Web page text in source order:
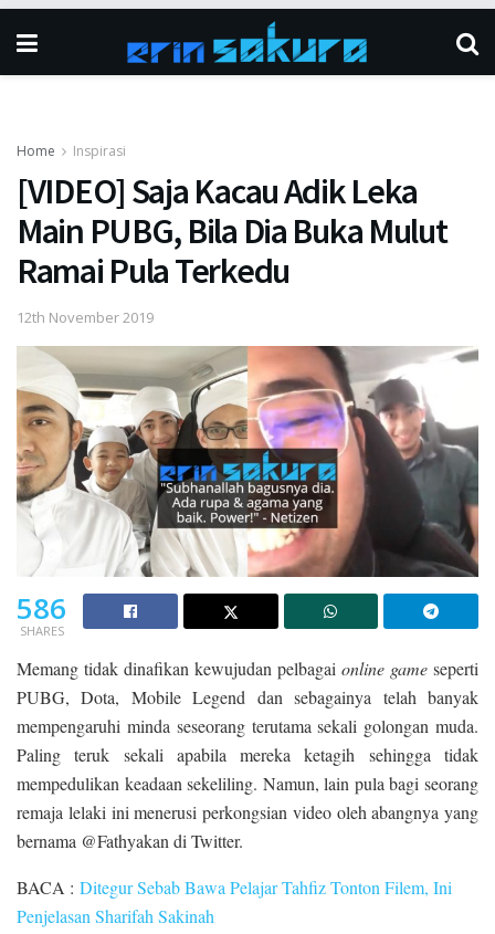
Home Inspirasi
[VIDEO] Saja Kacau Adik Leka
Main PUBG, Bila Dia Buka Mulut
Ramai Pula Terkedu
12th November 2019
586
SHARES
Memang tidak dinafikan kewujudan pelbagai online game seperti
PUBG, Dota, Mobile Legend dan sebagainya telah banyak
mempengaruhi minda seseorang terutama sekali golongan muda.
Paling teruk sekali apabila mereka ketagih sehingga tidak
mempedulikan keadaan sekeliling. Namun, lain pula bagi seorang
remaja lelaki ini menerusi perkongsian video oleh abangnya yang
bernama @Fathyakan di Twitter.
BACA : Ditegur Sebab Bawa Pelajar Tahfiz Tonton Filem, Ini
Penjelasan Sharifah Sakinah